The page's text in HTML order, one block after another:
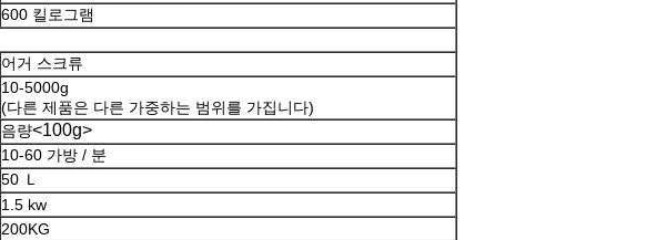
600 킬로그램
어거 스크류
10-5000g
(다른 제품은 다른 가중하는 범위를 가집니다)
음량<100g>
10-60 가방 / 분
50 Ｌ
1.5 kw
200KG